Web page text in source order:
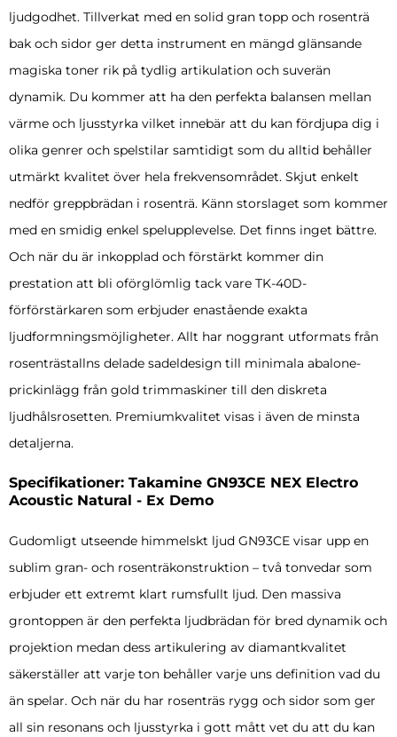
ljudgodhet. Tillverkat med en solid gran topp och rosenträ
bak och sidor ger detta instrument en mängd glänsande
magiska toner rik på tydlig artikulation och suverän
dynamik. Du kommer att ha den perfekta balansen mellan
värme och ljusstyrka vilket innebär att du kan fördjupa dig i
olika genrer och spelstilar samtidigt som du alltid behåller
utmärkt kvalitet över hela frekvensområdet. Skjut enkelt
nedför greppbrädan i rosenträ. Känn storslaget som kommer
med en smidig enkel spelupplevelse. Det finns inget bättre.
Och när du är inkopplad och förstärkt kommer din
prestation att bli oförglömlig tack vare TK-40D-
förförstärkaren som erbjuder enastående exakta
ljudformningsmöjligheter. Allt har noggrant utformats från
rosenträstallns delade sadeldesign till minimala abalone-
prickinlägg från gold trimmaskiner till den diskreta
ljudhålsrosetten. Premiumkvalitet visas i även de minsta
detaljerna.
Specifikationer: Takamine GN93CE NEX Electro
Acoustic Natural - Ex Demo
Gudomligt utseende himmelskt ljud GN93CE visar upp en
sublim gran- och rosenträkonstruktion – två tonvedar som
erbjuder ett extremt klart rumsfullt ljud. Den massiva
grontoppen är den perfekta ljudbrädan för bred dynamik och
projektion medan dess artikulering av diamantkvalitet
säkerställer att varje ton behåller varje uns definition vad du
än spelar. Och när du har rosenträs rygg och sidor som ger
all sin resonans och ljusstyrka i gott mått vet du att du kan